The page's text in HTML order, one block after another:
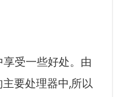
受一些好处。由
要处理器中,所以